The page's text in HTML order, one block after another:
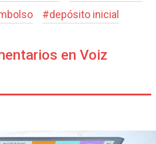
#depósito inicial
en Voiz